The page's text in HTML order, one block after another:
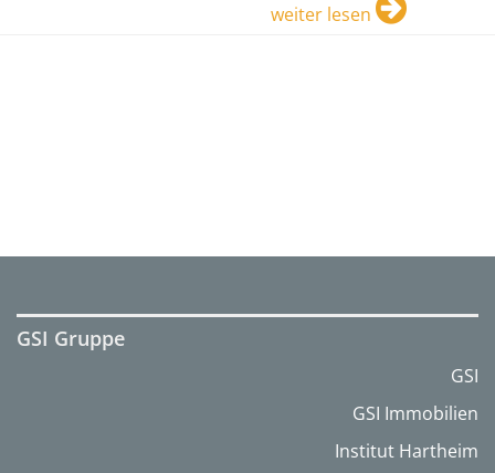
weiter lesen
GSI Gruppe
GSI
GSI Immobilien
Institut Hartheim